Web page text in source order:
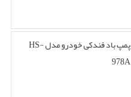
پمپ باد فندکی خودرو مدل HS-
978A